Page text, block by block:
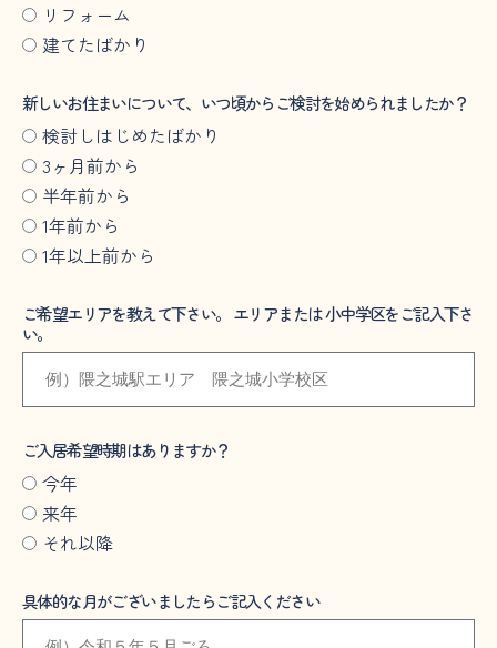
リフォーム
建てたばかり
新しいお住まいについて、いつ頃からご検討を始められましたか？
検討しはじめたばかり
3ヶ月前から
半年前から
1年前から
1年以上前から
ご希望エリアを教えて下さい。 エリアまたは 小中学区をご記入下さ
い。
ご入居希望時期はありますか？
今年
来年
それ以降
具体的な月がございましたらご記入ください